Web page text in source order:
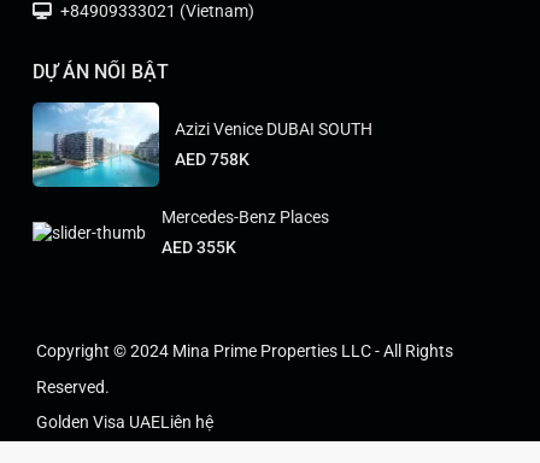
+84909333021 (Vietnam)
DỰ ÁN NỔI BẬT
Azizi Venice DUBAI SOUTH
AED 758K
Mercedes-Benz Places
AED 355K
Copyright © 2024 Mina Prime Properties LLC - All Rights
Reserved.
Golden Visa UAELiên hệ